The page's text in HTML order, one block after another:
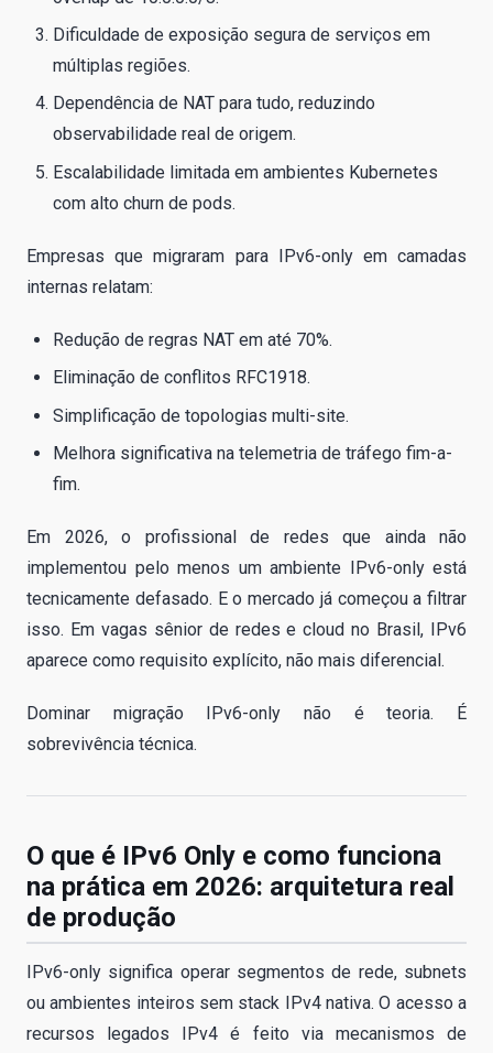
Dificuldade de exposição segura de serviços em
múltiplas regiões.
Dependência de NAT para tudo, reduzindo
observabilidade real de origem.
Escalabilidade limitada em ambientes Kubernetes
com alto churn de pods.
Empresas que migraram para IPv6-only em camadas
internas relatam:
Redução de regras NAT em até 70%.
Eliminação de conflitos RFC1918.
Simplificação de topologias multi-site.
Melhora significativa na telemetria de tráfego fim-a-
fim.
Em 2026, o profissional de redes que ainda não
implementou pelo menos um ambiente IPv6-only está
tecnicamente defasado. E o mercado já começou a filtrar
isso. Em vagas sênior de redes e cloud no Brasil, IPv6
aparece como requisito explícito, não mais diferencial.
Dominar migração IPv6-only não é teoria. É
sobrevivência técnica.
O que é IPv6 Only e como funciona
na prática em 2026: arquitetura real
de produção
IPv6-only significa operar segmentos de rede, subnets
ou ambientes inteiros sem stack IPv4 nativa. O acesso a
recursos legados IPv4 é feito via mecanismos de